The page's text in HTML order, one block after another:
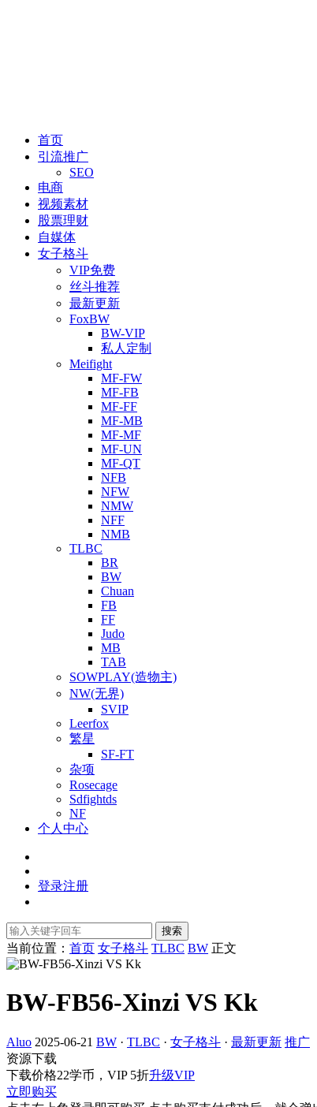
首页
引流推广
SEO
电商
视频素材
股票理财
自媒体
女子格斗
VIP免费
丝斗推荐
最新更新
FoxBW
BW-VIP
私人定制
Meifight
MF-FW
MF-FB
MF-FF
MF-MB
MF-MF
MF-UN
MF-QT
NFB
NFW
NMW
NFF
NMB
TLBC
BR
BW
Chuan
FB
FF
Judo
MB
TAB
SOWPLAY(造物主)
NW(无界)
SVIP
Leerfox
繁星
SF-FT
杂项
Rosecage
Sdfightds
NF
个人中心
登录注册
搜索
当前位置： 首页 女子格斗 TLBC BW 正文
BW-FB56-Xinzi VS Kk
Aluo 2025-06-21 BW · TLBC · 女子格斗 · 最新更新 推广
资源下载
下载价格22学币，VIP 5折升级VIP
立即购买